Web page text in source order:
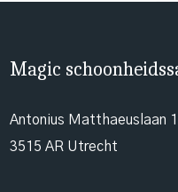
Magic
Antonius Matthaeuslaan
3515 AR Utrecht